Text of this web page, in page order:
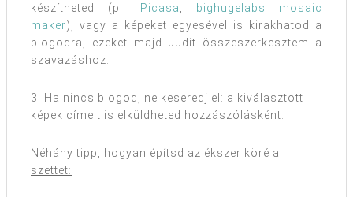
készítheted (pl:
Picasa
bighugelabs mosaic
maker), vagy a képeket egyesével is kirakhatod a
blogodra, ezeket majd Judit összeszerkesztem a
szavazáshoz.
3. Ha nincs blogod, ne keseredj el: a kiválasztott
képek címeit is elküldheted hozzászólásként.
Néhány tipp, hogyan építsd az ékszer köré a
szettet: